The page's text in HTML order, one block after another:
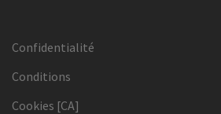
Confidentialité
Conditions
Cookies [CA]